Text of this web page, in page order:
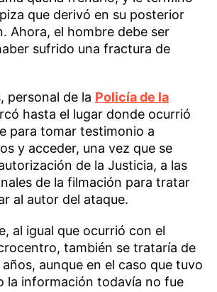
que derivó en su posterior
Ahora, el hombre debe ser
sufrido una fractura de
personal de la Policía de la
hasta el lugar donde ocurrió
para tomar testimonio a
y acceder, una vez que se
de la Justicia, a las
de la filmación para tratar
al autor del ataque.
al igual que ocurrió con el
también se trataría de
aunque en el caso que tuvo
la información todavía no fue